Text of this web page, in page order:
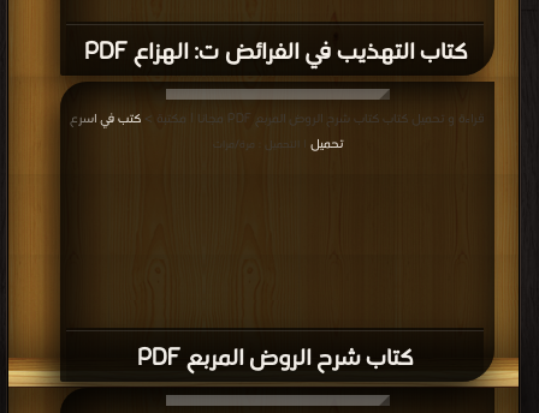
كتاب التهذيب في الفرائض ت: الهزاع PDF
كتاب شرح الروض المربع PDF
قراءة و تحميل كتاب كتاب شرح الروض المربع PDF مجانا | مكتبة >
كتب في اسرع
تحميل
| التحميل : مرة/مرات